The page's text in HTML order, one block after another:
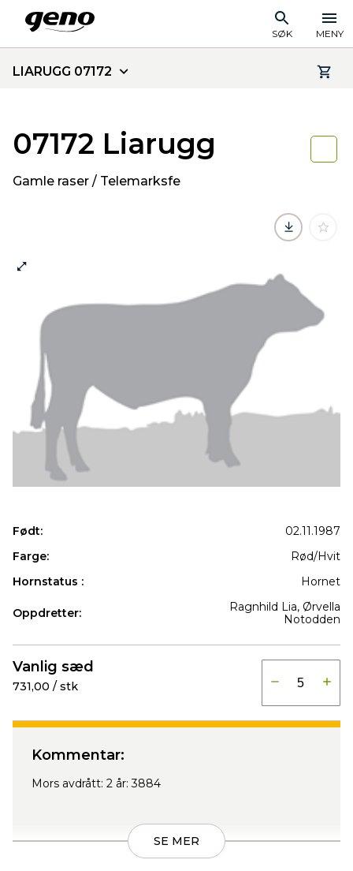
SØK MENY
LIARUGG 07172
07172 Liarugg
Gamle raser / Telemarksfe
Født:
02.11.1987
Farge:
Rød/Hvit
Hornstatus :
Hornet
Oppdretter:
Ragnhild Lia, Ørvella
Notodden
Vanlig sæd
731,00 / stk
Kommentar:
Mors avdrått: 2 år: 3884
SE MER